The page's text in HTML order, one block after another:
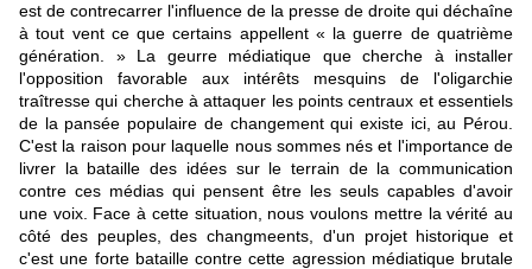
est de contrecarrer l'influence de la presse de droite qui déchaîne
à tout vent ce que certains appellent « la guerre de quatrième
génération. » La geurre médiatique que cherche à installer
l'opposition favorable aux intérêts mesquins de l'oligarchie
traîtresse qui cherche à attaquer les points centraux et essentiels
de la pansée populaire de changement qui existe ici, au Pérou.
C'est la raison pour laquelle nous sommes nés et l'importance de
livrer la bataille des idées sur le terrain de la communication
contre ces médias qui pensent être les seuls capables d'avoir
une voix. Face à cette situation, nous voulons mettre la vérité au
côté des peuples, des changmeents, d'un projet historique et
c'est une forte bataille contre cette agression médiatique brutale